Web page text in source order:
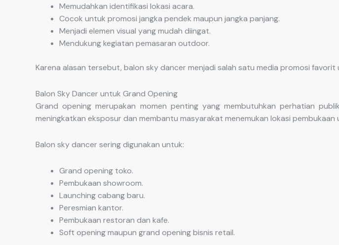
Memudahkan identifikasi lokasi acara.
Cocok untuk promosi jangka pendek maupun jangka panjang.
Menjadi elemen visual yang mudah diingat.
Mendukung kegiatan pemasaran outdoor.
Karena alasan tersebut, balon sky dancer menjadi salah satu media promosi
Balon Sky Dancer untuk Grand Opening
Grand opening merupakan momen penting yang membutuhkan perhatian
meningkatkan eksposur dan membantu masyarakat menemukan lokasi pembukaan
Balon sky dancer sering digunakan untuk:
Grand opening toko.
Pembukaan showroom.
Launching cabang baru.
Peresmian kantor.
Pembukaan restoran dan kafe.
Soft opening maupun grand opening bisnis retail.